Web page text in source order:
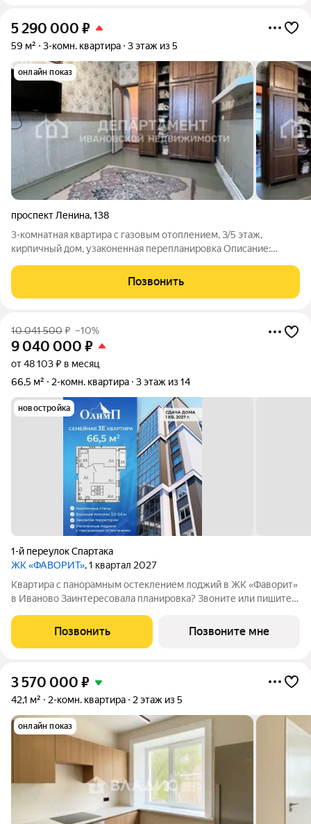
5 290 000 ₽
59 м² 3-комн. квартира 3 этаж из 5
онлайн показ
проспект Ленина,138
3-комнатная квартира с газовым отоплением, 3/5 этаж,
кирпичный дом, узаконенная перепланировка Описание:
на третьем этаже. Не угловая, поэтому очень теплая и светлая.
Главное преимущество
Позвонить
10 041 500₽ –10%
9 040 000 ₽
от 48 103 ₽ в месяц
66,5 м²
2-комн. квартира 3 этаж из 14
новостройка
1-й переулок Спартака
ЖК «ФАВОРИТ», 1 квартал 2027
Квартира с панорамным остеклением лоджий в ЖК «Фaвopит»
в Иваново Заинтересовала планировка? Звоните или пишите,
евро-2 с площадью до 48,3 м и евро-3 площадью до 82,4 м с
просторными
Позвонить Позвоните мне
3 570 000 ₽
42,1 м² 2-комн. квартира 2 этаж из 5
онлайн показ